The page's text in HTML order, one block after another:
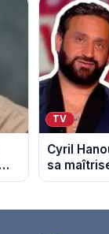
TV
Cyril
sa
propos